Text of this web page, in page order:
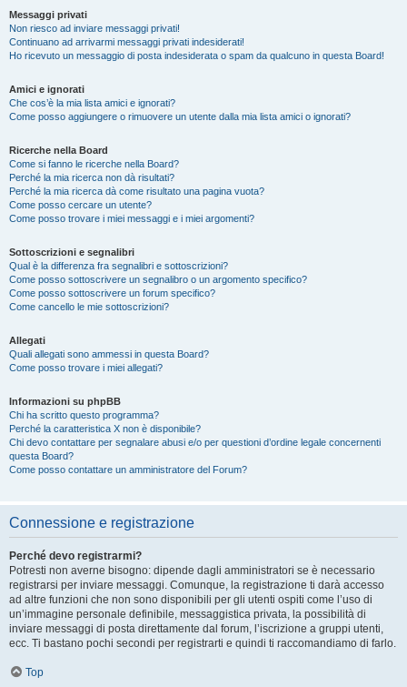
Messaggi privati
Non riesco ad inviare messaggi privati!
Continuano ad arrivarmi messaggi privati indesiderati!
Ho ricevuto un messaggio di posta indesiderata o spam da qualcuno in questa Board!
Amici e ignorati
Che cos’è la mia lista amici e ignorati?
Come posso aggiungere o rimuovere un utente dalla mia lista amici o ignorati?
Ricerche nella Board
Come si fanno le ricerche nella Board?
Perché la mia ricerca non dà risultati?
Perché la mia ricerca dà come risultato una pagina vuota?
Come posso cercare un utente?
Come posso trovare i miei messaggi e i miei argomenti?
Sottoscrizioni e segnalibri
Qual è la differenza fra segnalibri e sottoscrizioni?
Come posso sottoscrivere un segnalibro o un argomento specifico?
Come posso sottoscrivere un forum specifico?
Come cancello le mie sottoscrizioni?
Allegati
Quali allegati sono ammessi in questa Board?
Come posso trovare i miei allegati?
Informazioni su phpBB
Chi ha scritto questo programma?
Perché la caratteristica X non è disponibile?
Chi devo contattare per segnalare abusi e/o per questioni d’ordine legale concernenti
questa Board?
Come posso contattare un amministratore del Forum?
Connessione e registrazione
Perché devo registrarmi?
Potresti non averne bisogno: dipende dagli amministratori se è necessario
registrarsi per inviare messaggi. Comunque, la registrazione ti darà accesso
ad altre funzioni che non sono disponibili per gli utenti ospiti come l’uso di
un’immagine personale definibile, messaggistica privata, la possibilità di
inviare messaggi di posta direttamente dal forum, l’iscrizione a gruppi utenti,
ecc. Ti bastano pochi secondi per registrarti e quindi ti raccomandiamo di farlo.
Top